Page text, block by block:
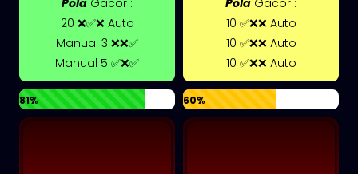
20 ❌✅❌ Auto
Manual 3 ❌❌✅
Manual 5 ✅❌✅
81%
10 ✅❌❌ Auto
10 ✅❌❌ Auto
10 ✅❌❌ Auto
60%